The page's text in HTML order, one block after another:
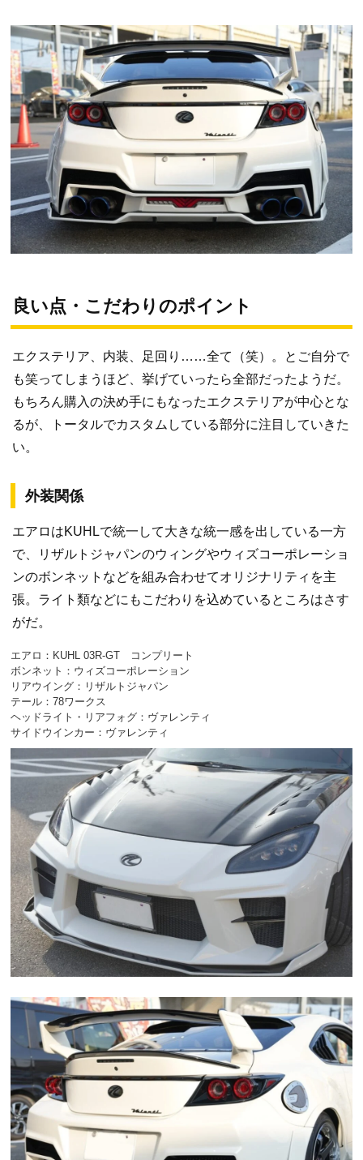
良い点・こだわりのポイント
エクステリア、内装、足回り……全て（笑）。とご自分で
も笑ってしまうほど、挙げていったら全部だったようだ。
もちろん購入の決め手にもなったエクステリアが中心とな
るが、トータルでカスタムしている部分に注目していきた
い。
外装関係
エアロはKUHLで統一して大きな統一感を出している一方
で、リザルトジャパンのウィングやウィズコーポレーショ
ンのボンネットなどを組み合わせてオリジナリティを主
張。ライト類などにもこだわりを込めているところはさす
がだ。
エアロ：KUHL 03R-GT コンプリート
ボンネット：ウィズコーポレーション
リアウイング：リザルトジャパン
テール：78ワークス
ヘッドライト・リアフォグ：ヴァレンティ
サイドウインカー：ヴァレンティ